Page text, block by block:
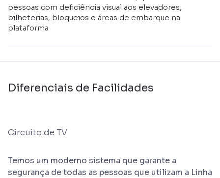
pessoas com deficiência visual aos elevadores,
bilheterias, bloqueios e áreas de embarque na
plataforma
Diferenciais de Facilidades
Circuito de TV
Temos um moderno sistema que garante a
segurança de todas as pessoas que utilizam a Linha